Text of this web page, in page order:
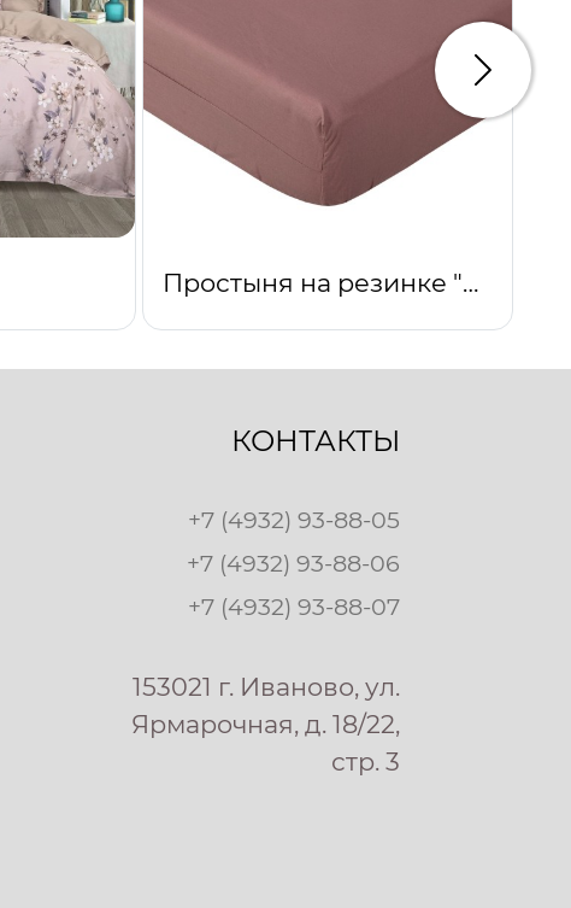
Простыня на резинке "Какао"
КОНТАКТЫ
+7 (4932) 93-88-05
+7 (4932) 93-88-06
+7 (4932) 93-88-07
153021 г. Иваново, ул.
Ярмарочная, д. 18/22,
стр. 3